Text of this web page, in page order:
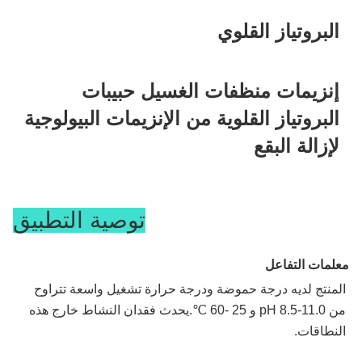
البروتياز القلوي
لإزالة البقع
Bacillus Subtilis متبوعًا بالتنقية والتركيب.إنه عبارة عن سيرين توصية التطبيق
معلمات التفاعل
النطاقات.